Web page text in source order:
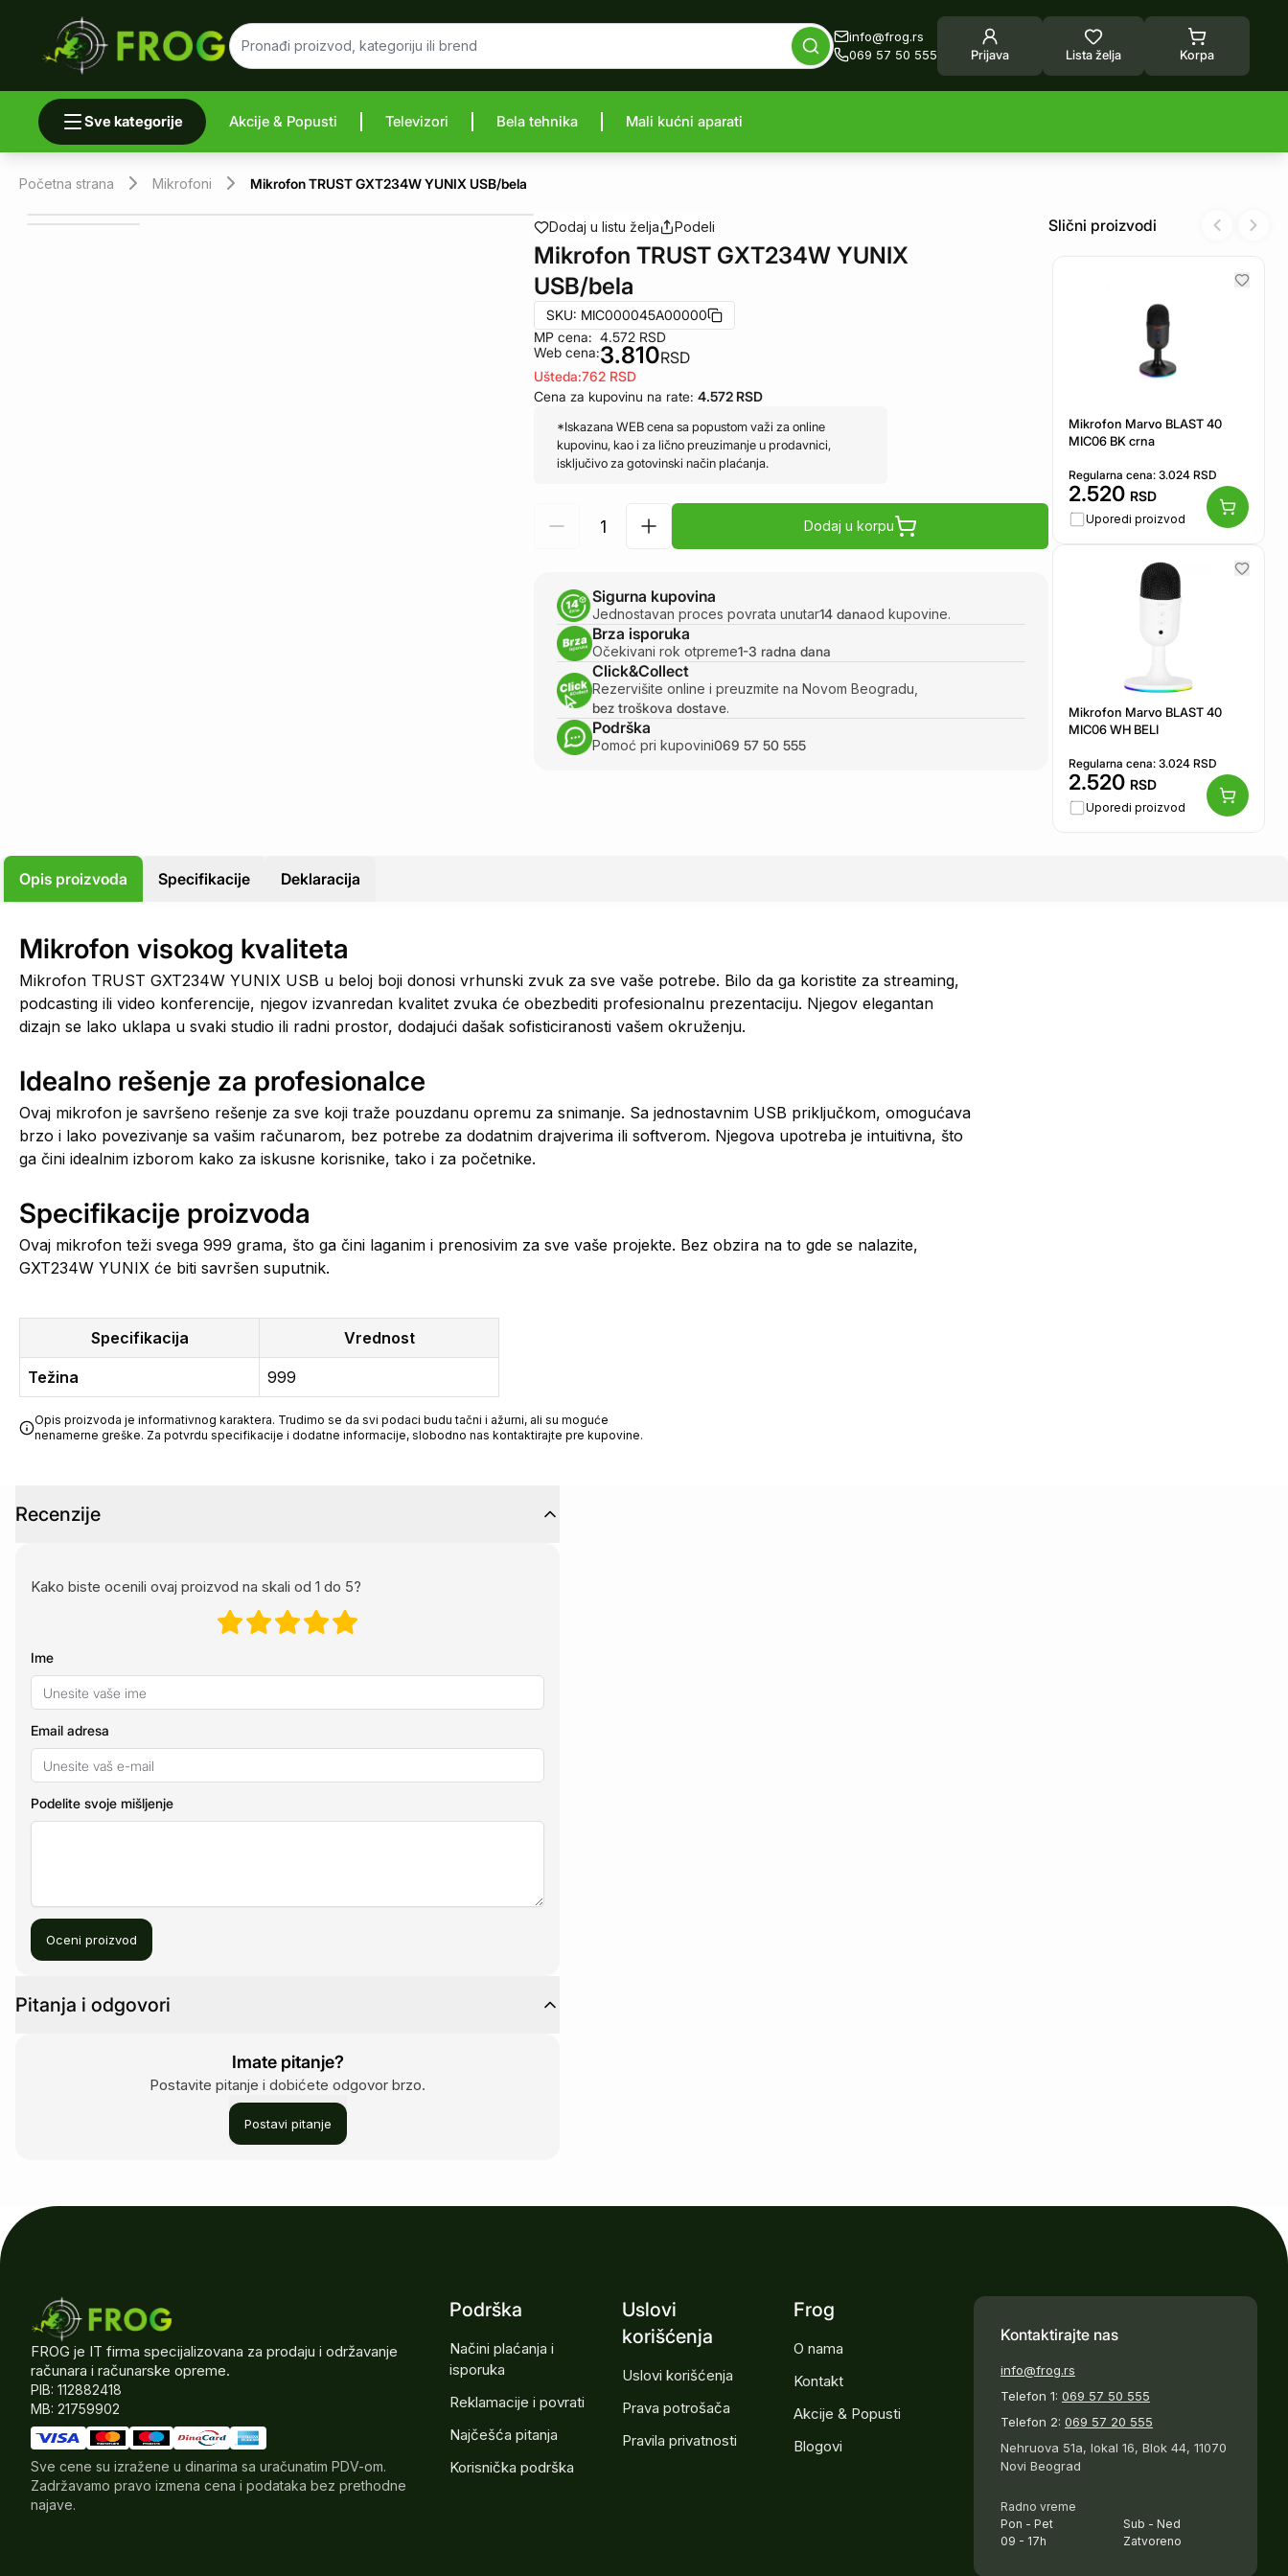
info@frog.rs
069 57 50 555
Prijava Lista želja Korpa
Sve kategorije Akcije & Popusti Televizori Bela tehnika Mali kućni aparati
Početna strana Mikrofoni Mikrofon TRUST GXT234W YUNIX USB/bela
Dodaj u listu želja Podeli
Mikrofon TRUST GXT234W YUNIX
USB/bela
SKU: MIC000045A00000
MP cena:
Web cena:
4.572 RSD
3.810RSD
Ušteda:762 RSD
Cena za kupovinu na rate: 4.572 RSD
*Iskazana WEB cena sa popustom važi za online
kupovinu, kao i za lično preuzimanje u prodavnici,
isključivo za gotovinski način plaćanja.
Dodaj u korpu
Sigurna kupovina
Jednostavan proces povrata unutar14 danaod kupovine.
Brza isporuka
Očekivani rok otpreme1-3 radna dana
Click&Collect
Rezervišite online i preuzmite na Novom Beogradu,
bez troškova dostave.
Podrška
Pomoć pri kupovini069 57 50 555
Slični proizvodi
Mikrofon Marvo BLAST 40
MIC06 BK crna
Regularna cena: 3.024RSD
2.520 RSD
Uporedi proizvod
Mikrofon Marvo BLAST 40
MIC06 WH BELI
Regularna cena: 3.024RSD
2.520 RSD
Uporedi proizvod
Previous
Next
Opis proizvoda Specifikacije Deklaracija
Mikrofon visokog kvaliteta
Mikrofon TRUST GXT234W YUNIX USB u beloj boji donosi vrhunski zvuk za sve vaše potrebe. Bilo da ga koristite za streaming,
podcasting ili video konferencije, njegov izvanredan kvalitet zvuka će obezbediti profesionalnu prezentaciju. Njegov elegantan
dizajn se lako uklapa u svaki studio ili radni prostor, dodajući dašak sofisticiranosti vašem okruženju.
Idealno rešenje za profesionalce
Ovaj mikrofon je savršeno rešenje za sve koji traže pouzdanu opremu za snimanje. Sa jednostavnim USB priključkom, omogućava
brzo i lako povezivanje sa vašim računarom, bez potrebe za dodatnim drajverima ili softverom. Njegova upotreba je intuitivna, što
ga čini idealnim izborom kako za iskusne korisnike, tako i za početnike.
Specifikacije proizvoda
Ovaj mikrofon teži svega 999 grama, što ga čini laganim i prenosivim za sve vaše projekte. Bez obzira na to gde se nalazite,
GXT234W YUNIX će biti savršen suputnik.
Specifikacija Vrednost
Težina 999
Opis proizvoda je informativnog karaktera. Trudimo se da svi podaci budu tačni i ažurni, ali su moguće
nenamerne greške. Za potvrdu specifikacije i dodatne informacije, slobodno nas kontaktirajte pre kupovine.
Recenzije
Kako biste ocenili ovaj proizvod na skali od 1 do 5?
Ime
Email adresa
Podelite svoje mišljenje
Oceni proizvod
Pitanja i odgovori
Imate pitanje?
Postavite pitanje i dobićete odgovor brzo.
Postavi pitanje
FROG je IT firma specijalizovana za prodaju i održavanje
računara i računarske opreme.
PIB: 112882418
MB: 21759902
Sve cene su izražene u dinarima sa uračunatim PDV-om.
Zadržavamo pravo izmena cena i podataka bez prethodne
najave.
Podrška
Načini plaćanja i
isporuka
Reklamacije i povrati
Najčešća pitanja
Korisnička podrška
Uslovi
korišćenja
Uslovi korišćenja
Prava potrošača
Pravila privatnosti
Frog
O nama
Kontakt
Akcije & Popusti
Blogovi
Kontaktirajte nas
info@frog.rs
Telefon 1: 069 57 50 555
Telefon 2: 069 57 20 555
Nehruova 51a, lokal 16, Blok 44, 11070
Novi Beograd
Radno vreme
Pon - Pet
09 - 17h
Sub - Ned
Zatvoreno